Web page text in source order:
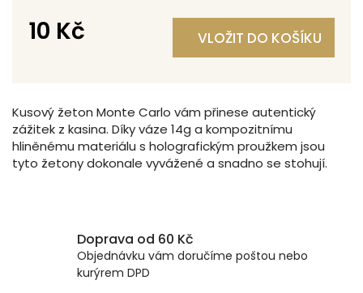
10 Kč VLOŽIT DO KOŠÍKU
Kusový žeton Monte Carlo vám přinese autentický
zážitek z kasina. Díky váze 14g a kompozitnímu
hliněnému materiálu s holografickým proužkem jsou
tyto žetony dokonale vyvážené a snadno se stohují.
Doprava od 60 Kč
Objednávku vám doručíme poštou nebo
kurýrem DPD